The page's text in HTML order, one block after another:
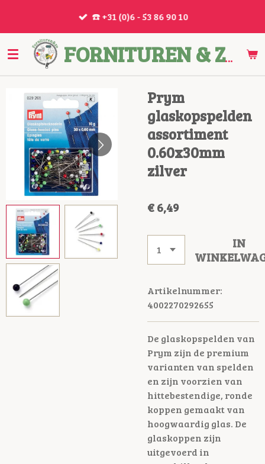
de
hoofdinhoud
FORNITUREN & ZO
☎️ +31 (0)6 - 53 86 90 10
Prym
glaskopspelden
assortiment
0.60x30mm
zilver
€ 6,49
IN
Artikelnummer:
4002270292655
De glaskopspelden van
Prym zijn de premium
varianten van spelden
en zijn voorzien van
hittebestendige, ronde
koppen gemaakt van
hoogwaardig glas. De
glaskoppen zijn
uitgevoerd in